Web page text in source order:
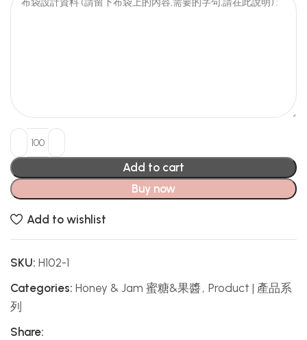
Add to cart
Buy now
Add to wishlist
SKU: H102-1
Categories: Honey & Jam 蜜糖&果醬, Product | 產品系
列
Share: